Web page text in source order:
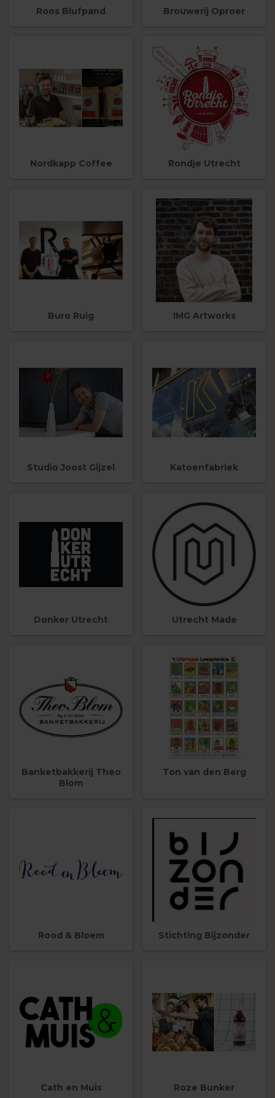
Roos Blufpand Brouwerij Oproer
Nordkapp Coffee Rondje Utrecht
Buro Ruig IMG Artworks
Studio Joost Gijzel Katoenfabriek
Donker Utrecht Utrecht Made
Banketbakkerij Theo
Blom
Ton van den Berg
Rood & Bloem Stichting Bijzonder
Cath en Muis Roze Bunker